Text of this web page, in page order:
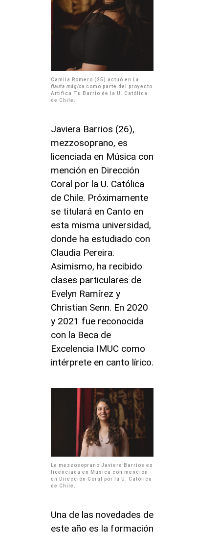
Camila Romero (25) actuó en La
flauta mágica como parte del proyecto
Artifica Tu Barrio de la U. Católica
de Chile.
Javiera Barrios (26),
mezzosoprano, es
licenciada en Música con
mención en Dirección
Coral por la U. Católica
de Chile. Próximamente
se titulará en Canto en
esta misma universidad,
donde ha estudiado con
Claudia Pereira.
Asimismo, ha recibido
clases particulares de
Evelyn Ramírez y
Christian Senn. En 2020
y 2021 fue reconocida
con la Beca de
Excelencia IMUC como
intérprete en canto lírico.
La mezzosoprano Javiera Barrios es
licenciada en Música con mención
en Dirección Coral por la U. Católica
de Chile.
Una de las novedades de
este año es la formación